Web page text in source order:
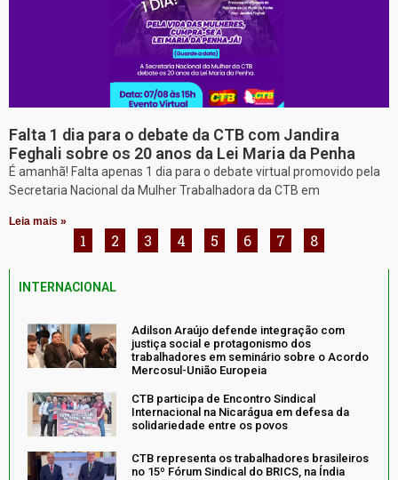
Falta 1 dia para o debate da CTB com Jandira
Feghali sobre os 20 anos da Lei Maria da Penha
É amanhã! Falta apenas 1 dia para o debate virtual promovido pela
Secretaria Nacional da Mulher Trabalhadora da CTB em
Leia mais »
1 2 3 4 5 6 7 8
INTERNACIONAL
Adilson Araújo defende integração com
justiça social e protagonismo dos
trabalhadores em seminário sobre o Acordo
Mercosul-União Europeia
CTB participa de Encontro Sindical
Internacional na Nicarágua em defesa da
solidariedade entre os povos
CTB representa os trabalhadores brasileiros
no 15º Fórum Sindical do BRICS, na Índia